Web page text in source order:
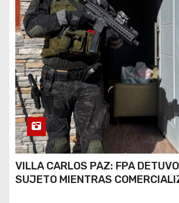
VILLA CARLOS PAZ: FPA
SUJETO MIENTRAS